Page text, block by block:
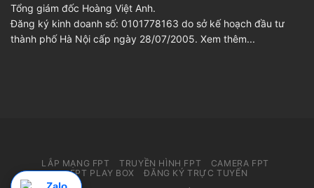
Tổng giám đốc Hoàng Việt Anh.
Đăng ký kinh doanh số: 0101778163 do sở kế hoạch đầu tư
thành phố Hà Nội cấp ngày 28/07/2005. Xem thêm...
LẮP MẠNG FPT TRUYỀN HÌNH FPT
CAMERA FPT
FPT PLAY BOX
ĐĂNG KÝ TRỰC TUYẾN